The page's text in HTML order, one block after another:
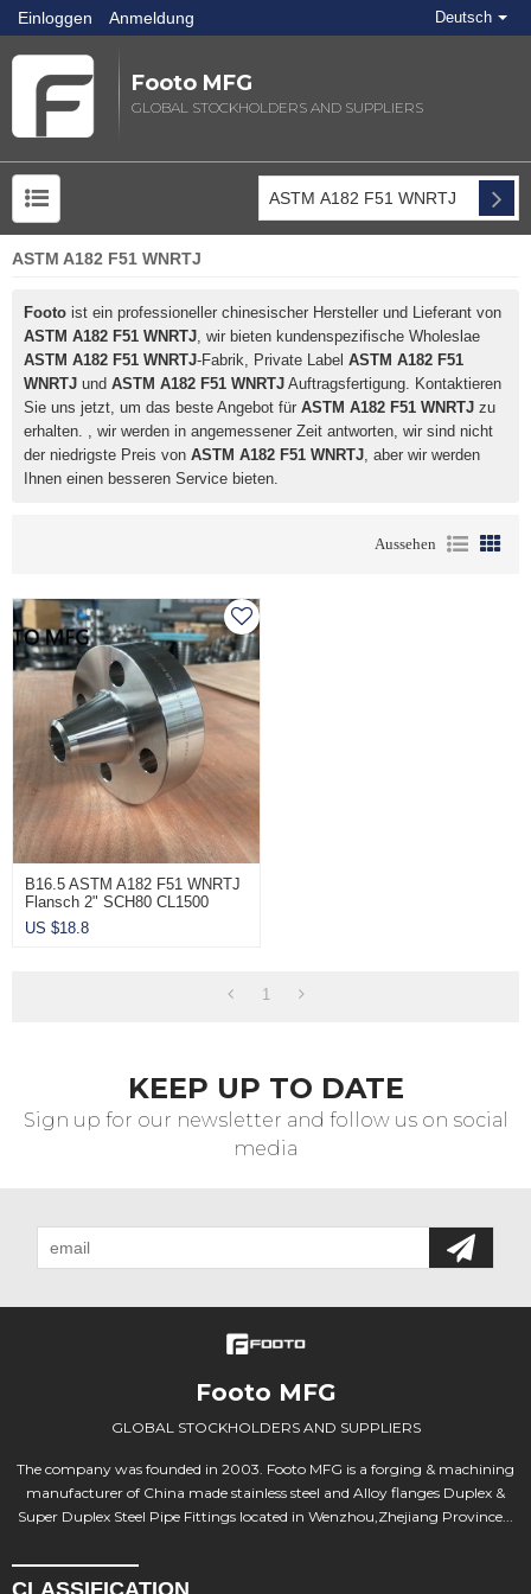
Einloggen Anmeldung Deutsch
Footo MFG
GLOBAL STOCKHOLDERS AND SUPPLIERS
ASTM A182 F51 WNRTJ
Footo ist ein professioneller chinesischer Hersteller und Lieferant von
ASTM A182 F51 WNRTJ, wir bieten kundenspezifische Wholeslae
ASTM A182 F51 WNRTJ-Fabrik, Private Label ASTM A182 F51
WNRTJ und ASTM A182 F51 WNRTJ Auftragsfertigung. Kontaktieren
Sie uns jetzt, um das beste Angebot für ASTM A182 F51 WNRTJ zu
erhalten. , wir werden in angemessener Zeit antworten, wir sind nicht
der niedrigste Preis von ASTM A182 F51 WNRTJ, aber wir werden
Ihnen einen besseren Service bieten.
Aussehen
B16.5 ASTM A182 F51 WNRTJ
Flansch 2" SCH80 CL1500
US $18.8
1
KEEP UP TO DATE
Sign up for our newsletter and follow us on social
media
Footo MFG
GLOBAL STOCKHOLDERS AND SUPPLIERS
The company was founded in 2003. Footo MFG is a forging & machining
manufacturer of China made stainless steel and Alloy flanges Duplex &
Super Duplex Steel Pipe Fittings located in Wenzhou,Zhejiang Province...
CLASSIFICATION